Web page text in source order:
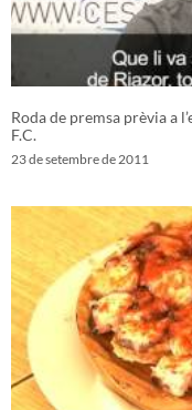
Roda de premsa prèvia a
F.C.
23 de setembre de 2011